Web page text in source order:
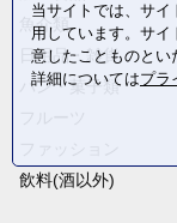
魚介類
日用品・雑貨
パン・菓子類
飲料(酒以外)
当サイトでは、サ
用しています。サイ
意したことものとい
詳細についてはプラ